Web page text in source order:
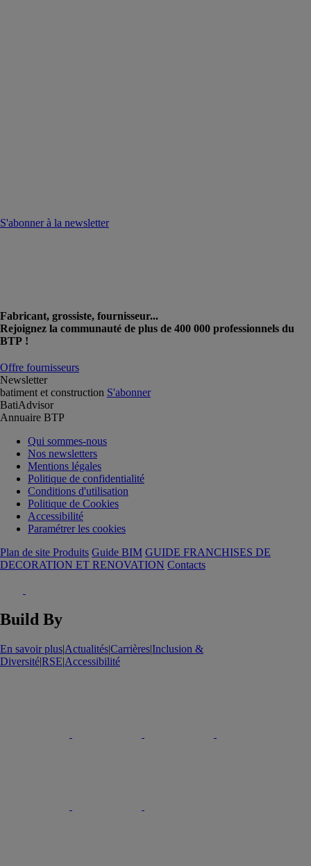
S'abonner à la newsletter
Fabricant, grossiste, fournisseur...
Rejoignez la communauté de plus de 400 000 professionnels du
BTP !
Offre fournisseurs
Newsletter
batiment et construction S'abonner
BatiAdvisor
Annuaire BTP
Qui sommes-nous
Nos newsletters
Mentions légales
Politique de confidentialité
Conditions d'utilisation
Politique de Cookies
Accessibilité
Paramétrer les cookies
Plan de site Produits Guide BIM GUIDE FRANCHISES DE
DECORATION ET RENOVATION Contacts
Build By
En savoir plus|Actualités|Carrières|Inclusion &
Diversité|RSE|Accessibilité